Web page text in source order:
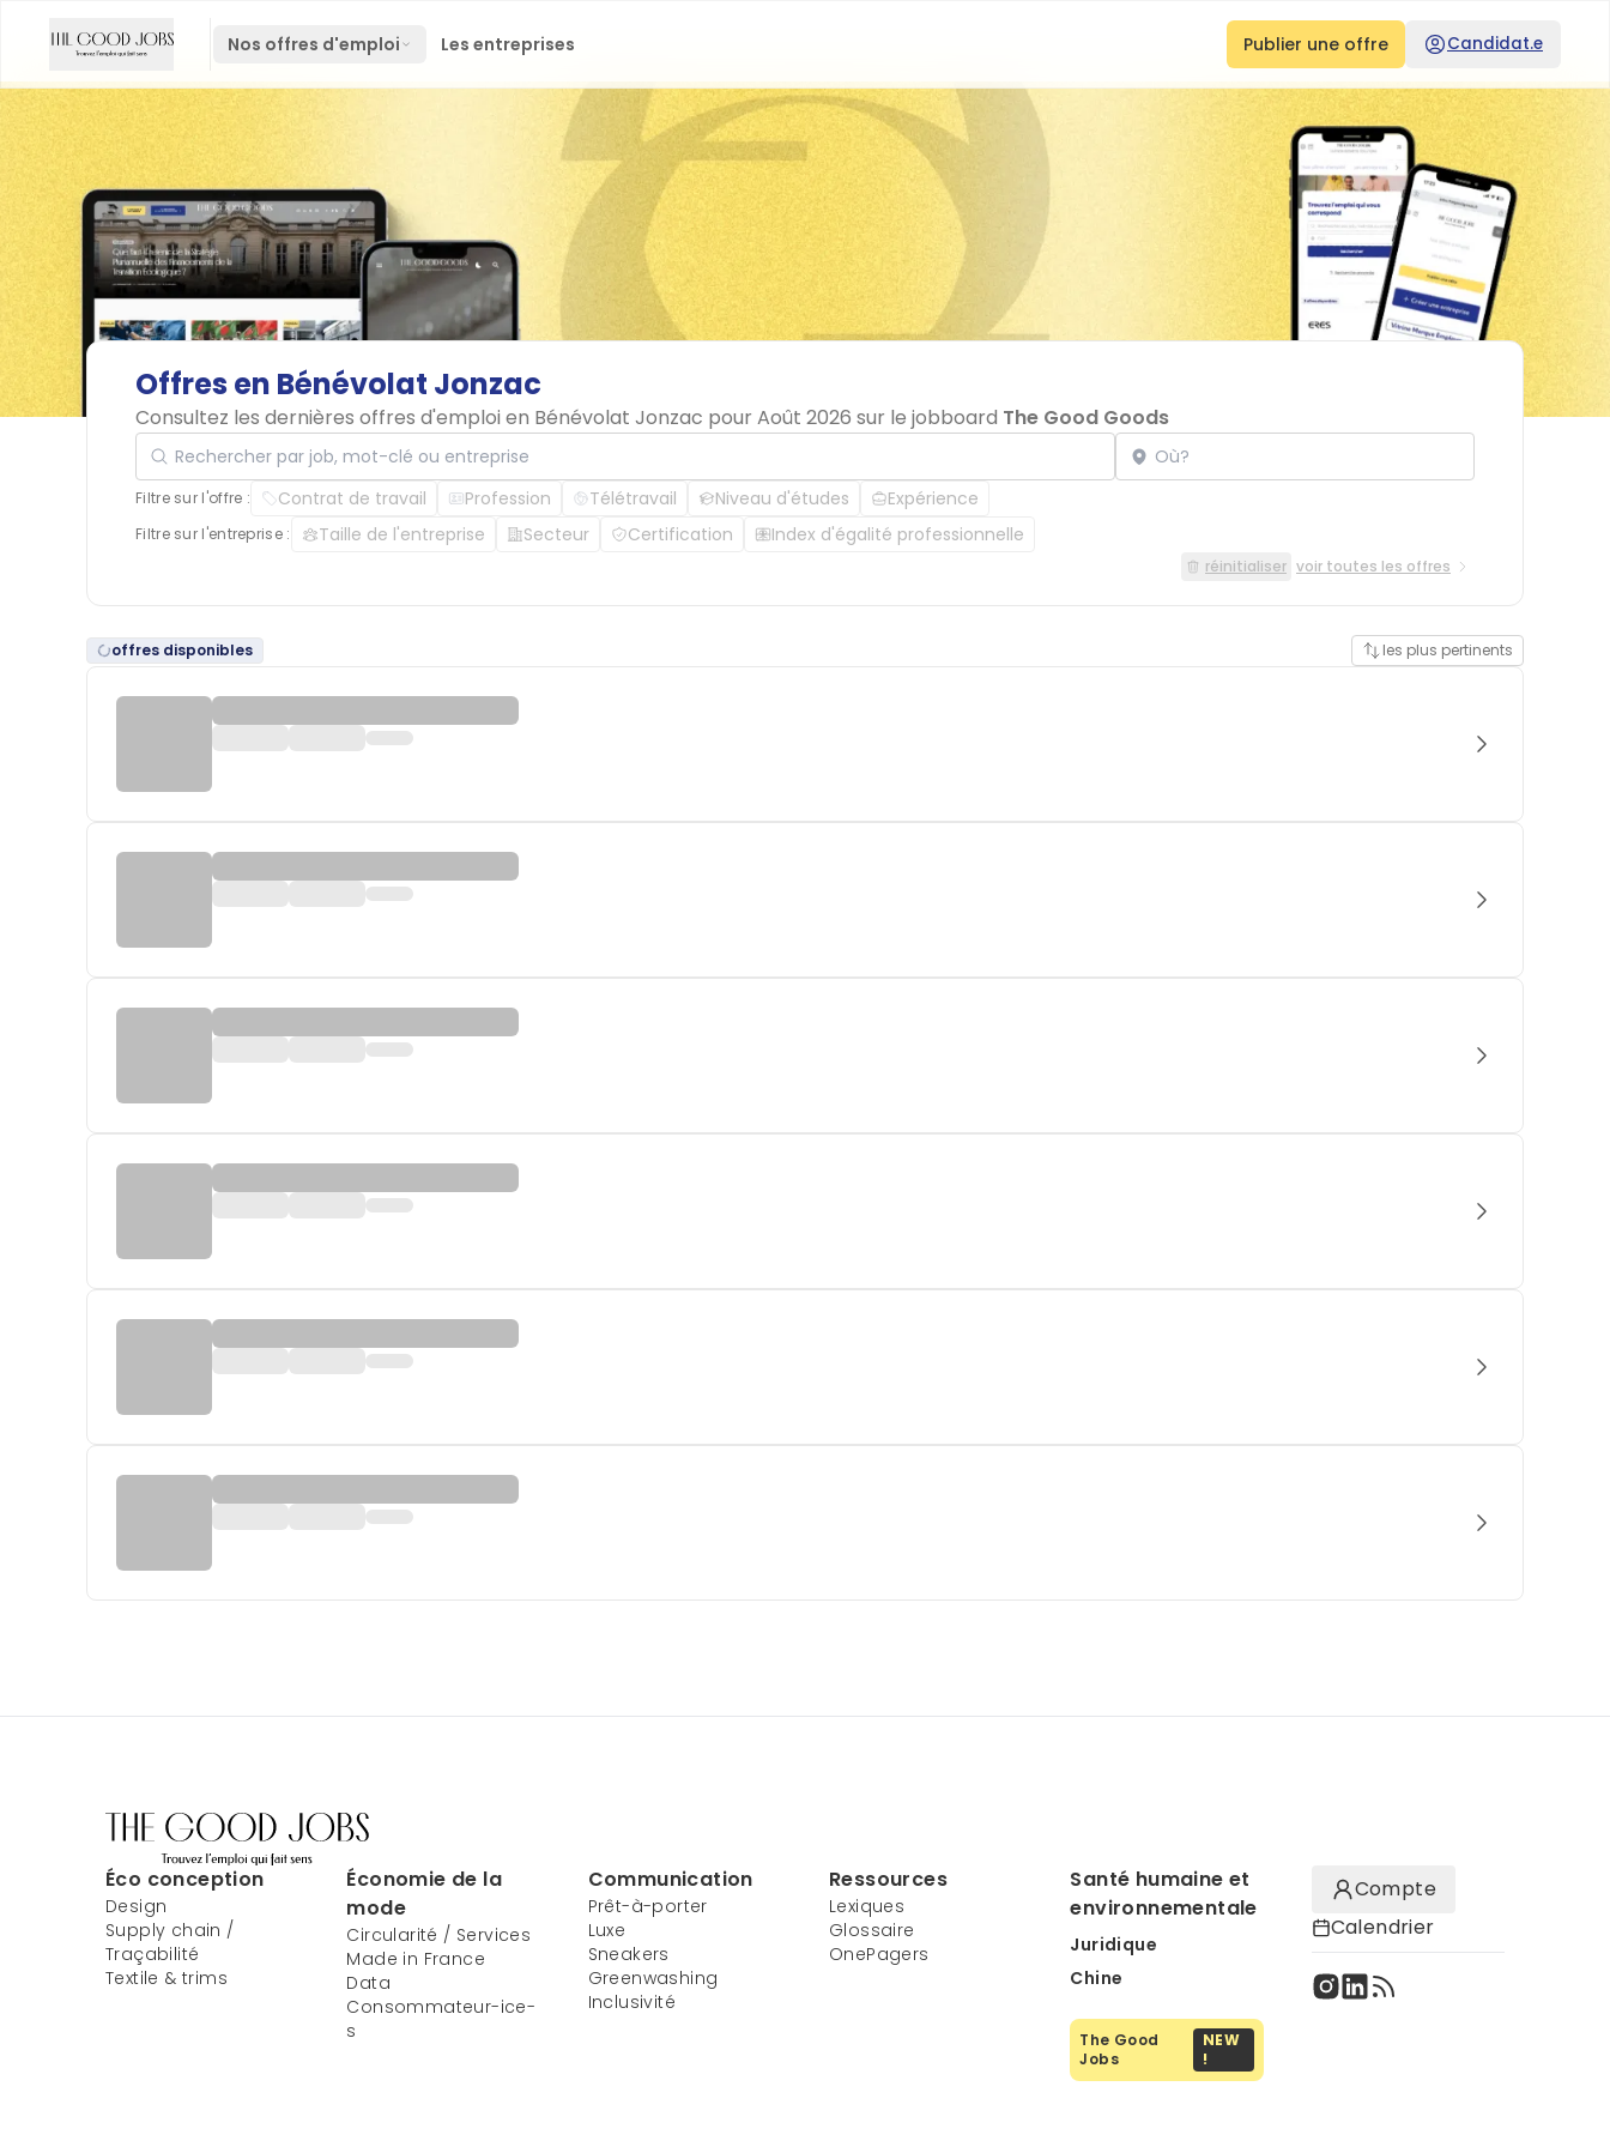
Nos offres d'emploi Les entreprises Publier une offre Candidat.e
Offres en Bénévolat Jonzac
Consultez les dernières offres d'emploi en Bénévolat Jonzac pour Août 2026 sur le jobboard The Good Goods
Rechercher par job, mot-clé ou entreprise Localisation
Filtre sur l'offre : Contrat de travail Profession Télétravail Niveau d'études Expérience
Filtre sur l'entreprise : Taille de l'entreprise Secteur Certification Index d'égalité professionnelle
réinitialiser voir toutes les offres
offres disponibles les plus pertinents
Éco conception
Design
Supply chain /
Traçabilité
Textile & trims
Économie de la
mode
Circularité / Services
Made in France
Data
Consommateur-ice-
s
Communication
Prêt-à-porter
Luxe
Sneakers
Greenwashing
Inclusivité
Ressources
Lexiques
Glossaire
OnePagers
Santé humaine et
environnementale
Juridique
Chine
The Good
Jobs
NEW
!
Compte
Calendrier